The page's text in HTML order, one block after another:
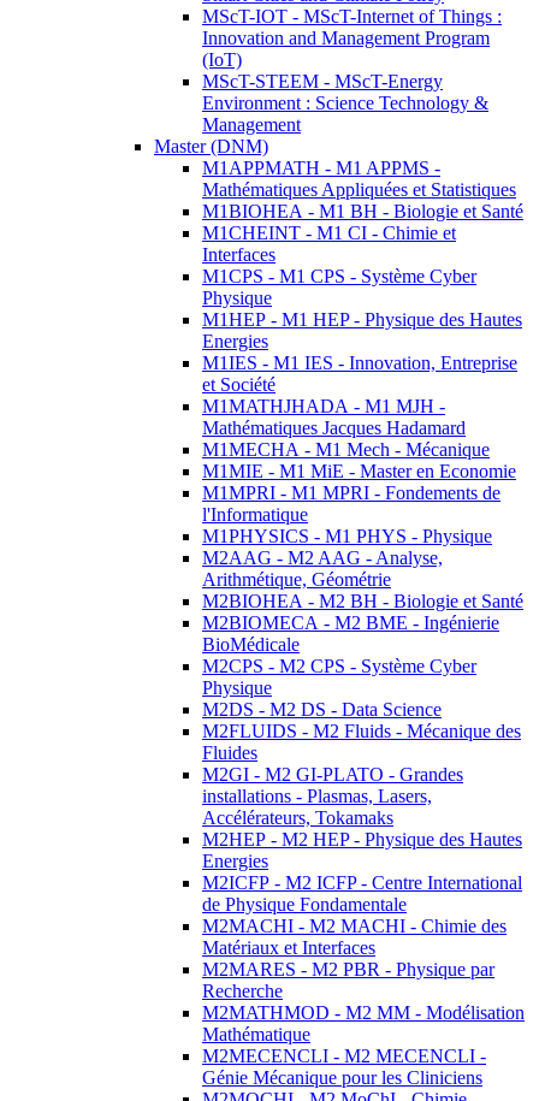
MScT-IOT - MScT-Internet of Things :
Innovation and Management Program
(IoT)
MScT-STEEM - MScT-Energy
Environment : Science Technology &
Management
Master (DNM)
M1APPMATH - M1 APPMS -
Mathématiques Appliquées et Statistiques
M1BIOHEA - M1 BH - Biologie et Santé
M1CHEINT - M1 CI - Chimie et
Interfaces
M1CPS - M1 CPS - Système Cyber
Physique
M1HEP - M1 HEP - Physique des Hautes
Energies
M1IES - M1 IES - Innovation, Entreprise
et Société
M1MATHJHADA - M1 MJH -
Mathématiques Jacques Hadamard
M1MECHA - M1 Mech - Mécanique
M1MIE - M1 MiE - Master en Economie
M1MPRI - M1 MPRI - Fondements de
l'Informatique
M1PHYSICS - M1 PHYS - Physique
M2AAG - M2 AAG - Analyse,
Arithmétique, Géométrie
M2BIOHEA - M2 BH - Biologie et Santé
M2BIOMECA - M2 BME - Ingénierie
BioMédicale
M2CPS - M2 CPS - Système Cyber
Physique
M2DS - M2 DS - Data Science
M2FLUIDS - M2 Fluids - Mécanique des
Fluides
M2GI - M2 GI-PLATO - Grandes
installations - Plasmas, Lasers,
Accélérateurs, Tokamaks
M2HEP - M2 HEP - Physique des Hautes
Energies
M2ICFP - M2 ICFP - Centre International
de Physique Fondamentale
M2MACHI - M2 MACHI - Chimie des
Matériaux et Interfaces
M2MARES - M2 PBR - Physique par
Recherche
M2MATHMOD - M2 MM - Modélisation
Mathématique
M2MECENCLI - M2 MECENCLI -
Génie Mécanique pour les Cliniciens